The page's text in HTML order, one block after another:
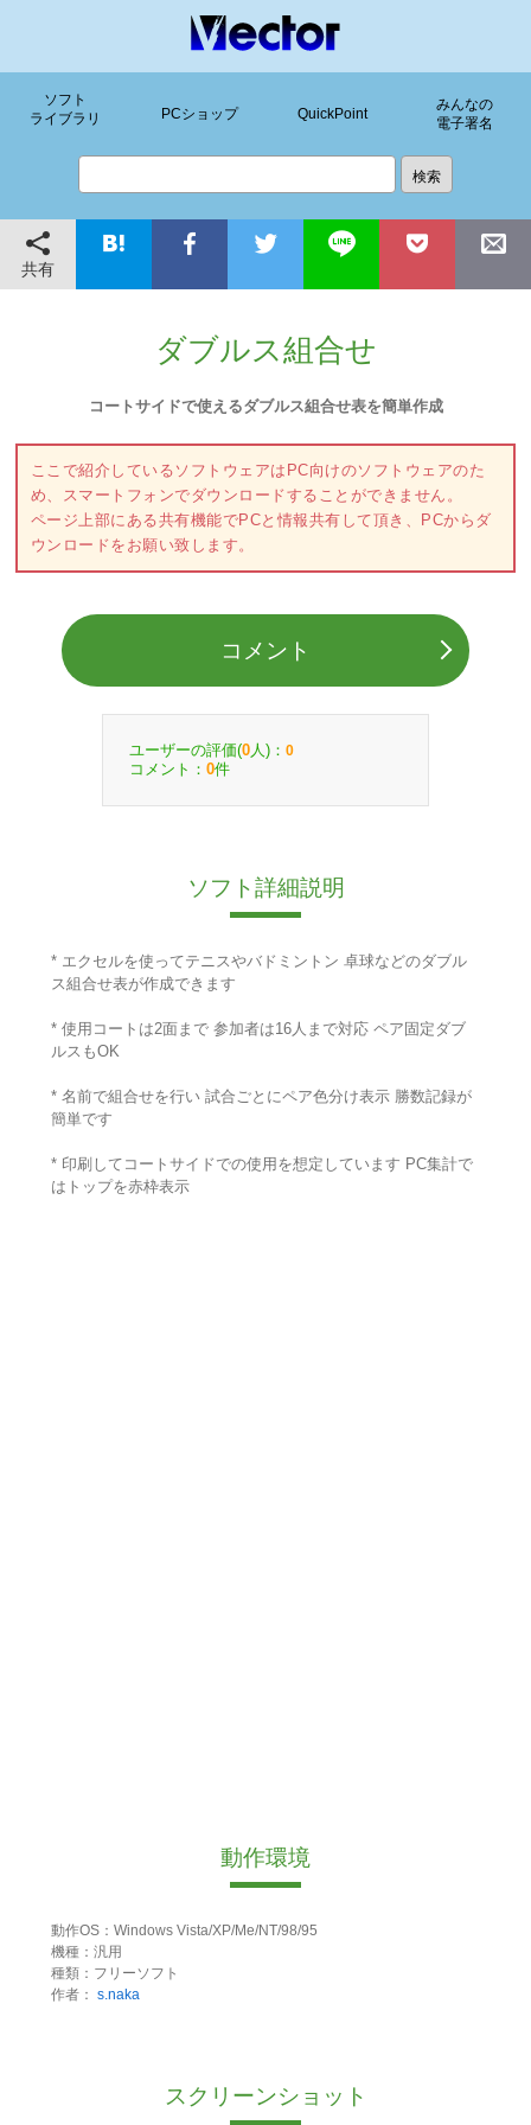
ソフト
ライブラリ
PCショップ QuickPoint
みんなの
電子署名
共有
ダブルス組合せ
コートサイドで使えるダブルス組合せ表を簡単作成
ここで紹介しているソフトウェアはPC向けのソフトウェアのた
め、スマートフォンでダウンロードすることができません。
ページ上部にある共有機能でPCと情報共有して頂き、PCからダ
ウンロードをお願い致します。
コメント
ユーザーの評価(0 人)： 0
コメント： 0件
ソフト詳細説明
* エクセルを使ってテニスやバドミントン 卓球などのダブル
ス組合せ表が作成できます
* 使用コートは2面まで 参加者は16人まで対応 ペア固定ダブ
ルスもOK
* 名前で組合せを行い 試合ごとにペア色分け表示 勝数記録が
簡単です
* 印刷してコートサイドでの使用を想定しています PC集計で
はトップを赤枠表示
動作環境
動作OS：Windows Vista/XP/Me/NT/98/95
機種：汎用
種類：フリーソフト
作者： s.naka
スクリーンショット